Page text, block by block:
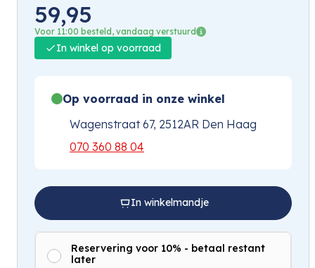
59,95
Voor 11:00 besteld, vandaag verstuurd
In winkel op voorraad
Op voorraad in onze winkel
Wagenstraat 67, 2512AR Den Haag
070 360 88 04
In winkelmandje
Reservering voor 10% - betaal restant
later